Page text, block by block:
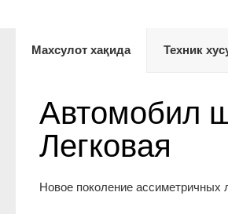
Махсулот хақида Техник
Автомобил
Легковая
Новое поколение ассиметричных